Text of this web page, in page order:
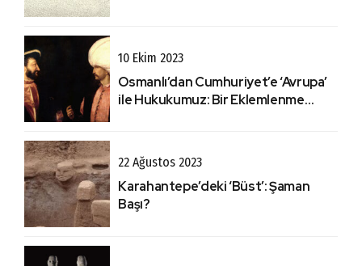
10 Ekim 2023
Osmanlı’dan Cumhuriyet’e ‘Avrupa’
ile Hukukumuz: Bir Eklemlenme
22 Ağustos 2023
Karahantepe’deki ‘Büst’: Şaman
Başı?